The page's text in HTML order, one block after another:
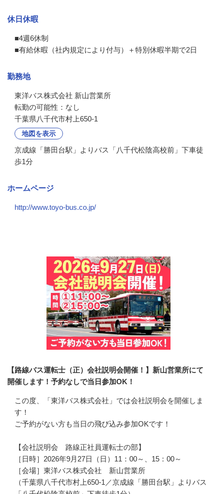
休日休暇
■4週6休制
■有給休暇（社内規定により付与）＋特別休暇半期で2日
勤務地
東洋バス株式会社 新山営業所
転勤の可能性：なし
千葉県八千代市村上650-1
地図を表示
京成線「勝田台駅」よりバス「八千代松陰高校前」下車徒
歩1分
ホームページ
http://www.toyo-bus.co.jp/
【路線バス運転士（正）会社説明会開催！】新山営業所にて
開催します！予約なしで当日参加OK！
この度、「東洋バス株式会社」では会社説明会を開催しま
す！
ご予約がない方も当日の飛び込み参加OKです！
【会社説明会　路線正社員運転士の部】
［日時］2026年9月27日（日）11：00～、15：00～
［会場］東洋バス株式会社　新山営業所
（千葉県八千代市村上650-1／京成線「勝田台駅」よりバス